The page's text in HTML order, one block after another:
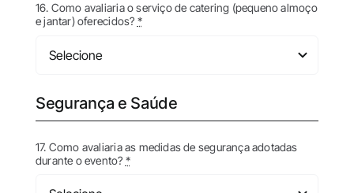
16. Como avaliaria o serviço de catering (pequeno almoço
e jantar) oferecidos? *
Segurança e Saúde
17. Como avaliaria as medidas de segurança adotadas
durante o evento? *